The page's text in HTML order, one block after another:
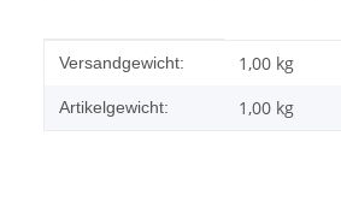
Produkteigenschaft
Wert
Versandgewicht: 1,00 kg
Artikelgewicht: 1,00 kg